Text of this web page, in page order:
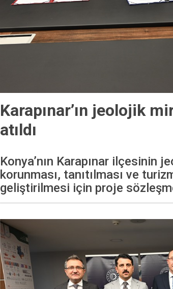
Karapınar’ın jeolojik
atıldı
Konya’nın Karapınar ilçesinin
korunması, tanıtılması ve
geliştirilmesi için proje